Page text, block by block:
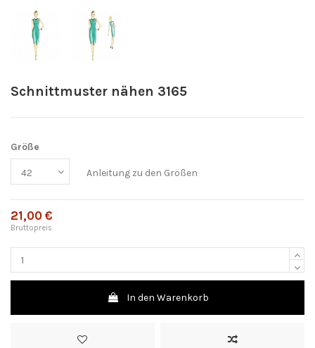
Schnittmuster nähen 3165
Größe
Anleitung zu den Größen
21,00 €
Bruttopreis
In den Warenkorb